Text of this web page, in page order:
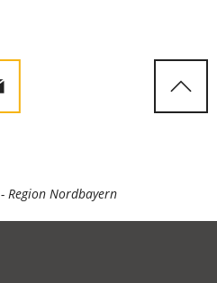
Region Nordbayern